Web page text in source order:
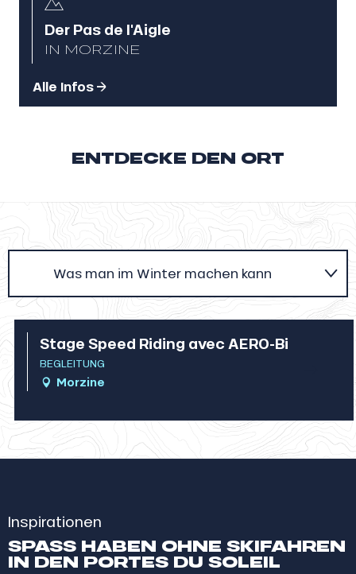
Der Pas de l'Aigle
IN MORZINE
Alle Infos
ENTDECKE DEN ORT
Was man im Winter machen kann
Im Sommer zu tun
Stage Speed Riding avec AERO-Bi
BEGLEITUNG
Morzine
Inspirationen
SPASS HABEN OHNE SKIFAHREN I
N DEN PORTES DU SOLEIL